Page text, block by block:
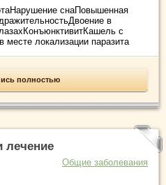
снаПовышенная
в
с
локализации паразита
полностью
Общие заболевания